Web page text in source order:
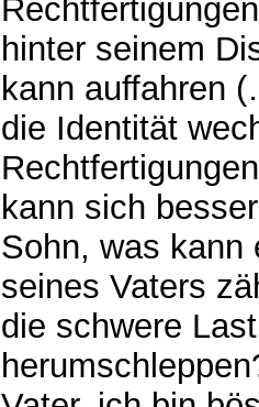
hinter seinem
kann auffahren
die Identität
kann sich
Sohn, was kann
seines Vaters
die schwere